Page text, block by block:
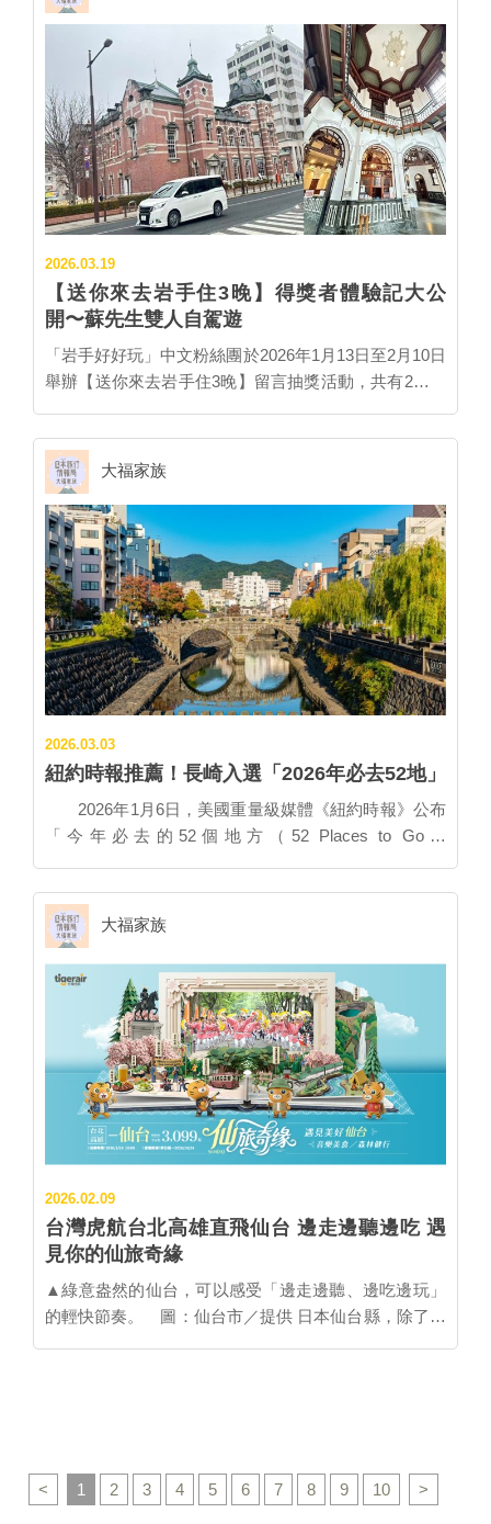
院露天溫泉，沒有室內池，露天溫泉區很大，但是備品
比較少。紅葉...
車由三節車廂組成，2號車廂沙龍區策劃「廣島神樂」
特展，讓乘客在旅途中近距離感受日本傳統藝能之美，
更開放神樂演出登台使用的小道具供觸摸與拍照。販售
區可選購多款職人限量手作工藝品，如以列車意象為靈
感的「手工吹製玻璃杯」、兼具文化張力與細緻美感的
「神樂小面具」及多款印有列車 LOGO 的限定周邊商
品。 ▲與百年伴手禮名店「山田屋」的聯名禮遇商
品。 圖：JR西日本台灣推廣事務所／提供 每位
「Hana Akari」的乘客都可獲得「乘車限定禮遇」，包
括與宮島百年老字號伴手禮店「山田屋」聯名的紅葉饅
頭與桐葉菓、設計精美的「紀念乘車証」，以及一只將
列車優雅身影與列車 LOGO 完美融合的「特製紀念立
連續二個週末皆有行駛，緊接著在...
下幾個重點提醒👇 ✔ 門票需要提前預約（沒有現場票）
✔ 建議一開園就入場（門票指定時段為寶可夢森林入場
時段） ✔ 入園後第一件事就是抽整理券 ✔ 全園區停留
時間至少半天 ✦ 購票方式 《PokéPark Kanto》目前採
全預約制，現場完全無法購票。 購票方式分為兩種： •
日本國內：需透過官方系統登記抽選（每月初兩周開放
登記三個月後整月的門票） https://www.pokepark-
kanto.co.jp/ppark/ticketLot/dateSelect/index •海外旅
客：採先搶先贏 https://ticket-en.po...
2026.03.19
【送你來去岩手住3晚】得獎者體驗記大公
開〜蘇先生雙人自駕遊
「岩手好好玩」中文粉絲團於2026年1月13日至2月10日
舉辦【送你來去岩手住3晚】留言抽獎活動，共有2組幸
組人，都在2026年3月完成體驗，以下將分享蘇先生的
遊記： ✽✽✽✽✽✽✽✽✽✽✽✽✽✽✽✽✽✽✽✽ 來自蘇
先生的體驗感想
✽✽✽✽✽✽✽✽✽✽✽✽✽✽✽✽✽✽✽✽✽ 這次是我第
一次去岩手，在搭乘虎航秋田進出共12天的自駕旅行
中，分出4天3夜前往岩手旅行。 我最喜歡那種靜謐的感
覺，無論中尊寺、或淨土之濱、龍泉洞，比較起來遊客
不會很多，可以悠悠閒閒地享受，又有雪花飄飄的雪地
美景，感覺真的很舒服！這次旅行最遺憾的可能是時間
問題，因為3月櫻花還沒開、雪也漸漸沒了，像嚴美溪
如果櫻花開了，一定很漂亮！ 小岩井農場也是休園到3
景。花卷溫泉也超級殘念，只有三四個溫泉可泡！如果
多安排兩三天泡完12湯應該很棒！ 花卷溫泉紅葉館的溫
泉很不錯，住宿當天還有表演可以看，遺憾的是當下沒
有下雪，不然泡個露天雪見溫泉就更棒了。早晚餐都是
點相當好，就坐落在開運橋前，不管是前往景點還是去
購物，距離都不遠，可以悠哉在市區散步。值得一提的
是，飯店早餐也有提供冷麵、和瓶丼等在地特產，沒時
間另外去吃的話，早餐就能一起體驗了。 這次最遺憾真
的就是時間問題，卡在三月、青黃不接，不是櫻花季也
不是雪季，可是也因為這樣遊客就很少，可以悠哉享受
清靜，有好有壞就看個人選擇了。 ▼龍泉洞▼(照片提
供/岩手好好玩FB) 裡面滿壯觀的～上上下下的～還能近
距離看到蝙蝠！ ▼淨土之濱▼ 海水好清澈～一路走來
都能看到海膽～捉了一隻～想想又放回去了～還是應該
學別人直接吃嗎～看到一堆海膽殼。 ▼挑戰盛岡三大麵
之炸醬麵&am...
大福家族
2026.03.03
紐約時報推薦！長崎入選「2026年必去52地」
2026年1月6日，美國重量級媒體《紐約時報》公布
「今年必去的52個地方（52 Places to Go in
與沖繩兩個地區入選，長崎以第17順位獲得介紹。
《紐約時報》提到，長崎背負原爆歷史，在全球核擴散
威脅仍令人憂心的現在，造訪這座城市別具意義。而隨
著長崎車站周邊的再開發工程推進，長崎的旅遊接待環
境更加完善，已做好充分準備迎接更多旅人。 長崎
車站周邊自2022年西九州新幹線開業後持續升級，2023
年末商城「AMU PLAZA長崎 新館」與「長崎萬豪酒
店」開幕等，車站的再開發工程正持續進行。 ▲長崎車
站周邊逐步進行再開發升級。 圖：長崎縣觀光聯盟／
於車站前的街景，以下介紹《紐約時報》在同篇報導中
於大德寺境內的「大德寺大樟樹」是長崎最具代表性的
名木之一，這棵巨樹根部圍達23.35公尺、樹幹圍達
12.60公尺，規模在長崎縣內數一數二，樹齡推估約有
800年。主幹分成三條粗壯支幹，枝葉低廣地向外伸
展，姿態雄偉，令人印象深刻。寺內設有大楠神社，樹
初期興建的復古日式建築，散發濃厚懷舊氣息。長崎蛋
大福家族
2026.02.09
台灣虎航台北高雄直飛仙台 邊走邊聽邊吃 遇
見你的仙旅奇緣
▲綠意盎然的仙台，可以感受「邊走邊聽、邊吃邊玩」
的輕快節奏。 圖：仙台市／提供 日本仙台縣，除了知
說，仙台正好提供了一種「邊走邊聽、邊吃邊玩」的旅
行節奏。 台灣虎航持續深耕日本航網，目前提供台北、
< 1 2 3 4 5 6 7 8 9 10 >